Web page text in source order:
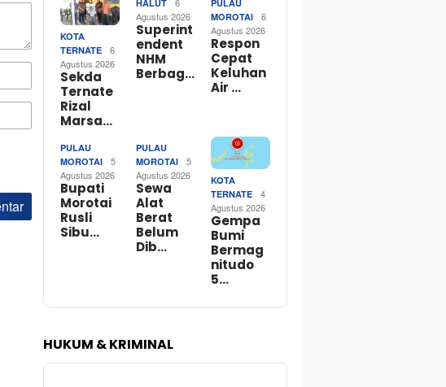
KOTA
TERNATE
6
Agustus 2026
Sekda
Ternate
Rizal
Marsa…
HALUT
6
Agustus 2026
Superint
endent
NHM
Berbag…
PULAU
MOROTAI
6
Agustus 2026
Respon
Cepat
Keluhan
Air …
PULAU
MOROTAI
5
Agustus 2026
Bupati
Morotai
Rusli
Sibu…
PULAU
MOROTAI
5
Agustus 2026
Sewa
Alat
Berat
Belum
Dib…
KOTA
TERNATE
4
Agustus 2026
Gempa
Bumi
Bermag
nitudo
5…
HUKUM & KRIMINAL